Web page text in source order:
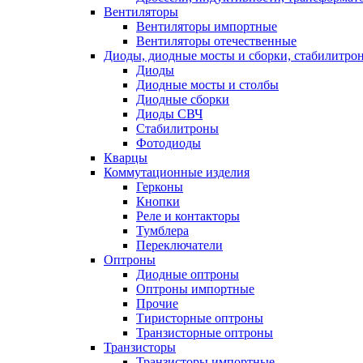
Вентиляторы
Вентиляторы импортные
Вентиляторы отечественные
Диоды, диодные мосты и сборки,
Диоды
Диодные мосты и столбы
Диодные сборки
Диоды СВЧ
Стабилитроны
Фотодиоды
Кварцы
Коммутационные изделия
Герконы
Кнопки
Реле и контакторы
Тумблера
Переключатели
Оптроны
Диодные оптроны
Оптроны импортные
Прочие
Тиристорные оптроны
Транзисторные оптроны
Транзисторы